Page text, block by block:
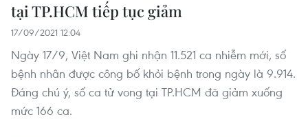
tại TP.HCM tiếp tục giảm
17/09/2021 12:04
Ngày 17/9, Việt Nam ghi nhận 11.521 ca nhiễm mới, số
bệnh nhân được công bố khỏi bệnh trong ngày là 9.914.
Đáng chú ý, số ca tử vong tại TP.HCM đã giảm xuống
mức 166 ca.